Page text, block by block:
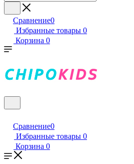
Сравнение0
Избранные товары 0
Корзина 0
Сравнение0
Избранные товары 0
Корзина 0